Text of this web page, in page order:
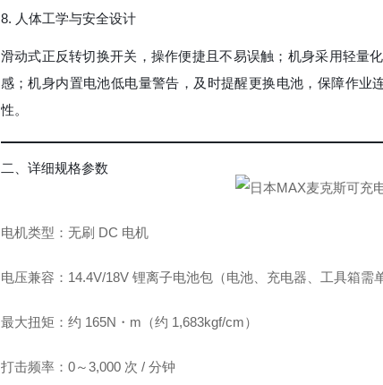
8. 人体工学与安全设计
滑动式正反转切换开关，操作便捷且不易误触；机身采用轻量
感；机身内置电池低电量警告，及时提醒更换电池，保障作业
性。
二、详细规格参数
电机类型：无刷 DC 电机
电压兼容：14.4V/18V 锂离子电池包（电池、充电器、工具箱需
最大扭矩：约 165N・m（约 1,683kgf/cm）
打击频率：0～3,000 次 / 分钟